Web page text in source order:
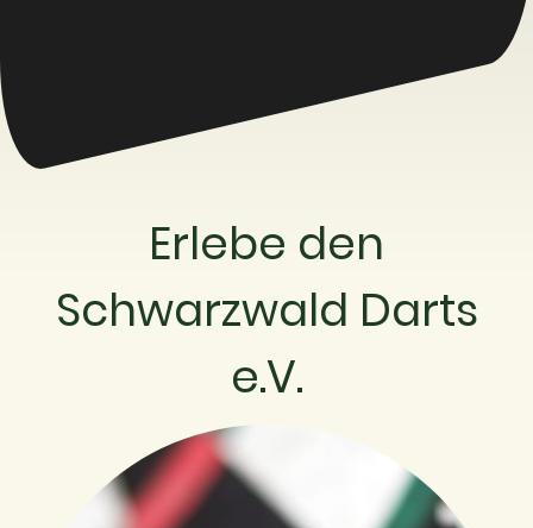
Erlebe den
Schwarzwald Darts
e.V.